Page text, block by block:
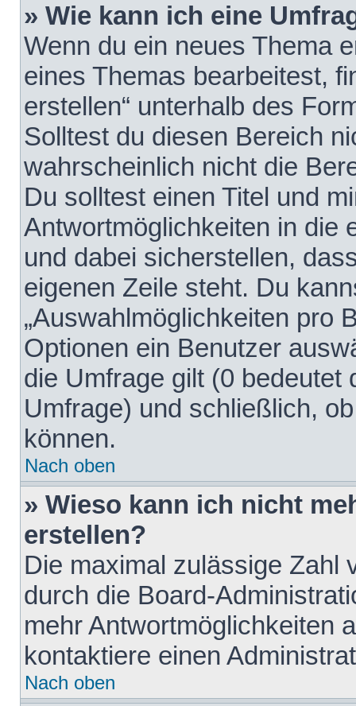
» Wie kann ich eine
Wenn du ein neues Thema
eines Themas bearbeitest,
erstellen“ unterhalb des
Solltest du diesen Bereich
wahrscheinlich nicht die
Du solltest einen Titel und
Antwortmöglichkeiten in die
und dabei sicherstellen,
eigenen Zeile steht. Du
„Auswahlmöglichkeiten pro
Optionen ein Benutzer
die Umfrage gilt (0 bedeutet
Umfrage) und schließlich,
können.
Nach oben
» Wieso kann ich nicht
erstellen?
Die maximal zulässige Zahl
durch die Board-
mehr Antwortmöglichkeiten
kontaktiere einen
Nach oben